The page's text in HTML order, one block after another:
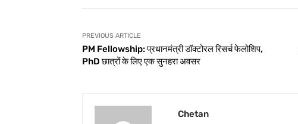
PREVIOUS ARTICLE
PM Fellowship: प्रधानमंत्री डॉक्टोरल रिसर्च फेलोशिप,
PhD छात्रों के लिए एक सुनहरा अवसर
Chetan